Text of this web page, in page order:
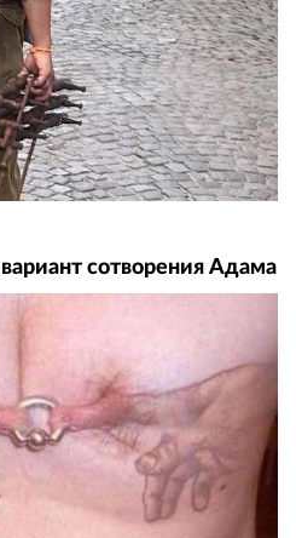
сотворения Адама